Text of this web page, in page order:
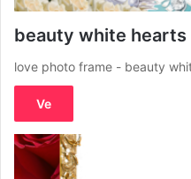
beauty white
love photo frame - beauty
Ve